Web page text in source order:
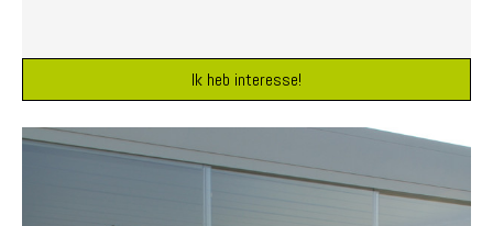
Ik heb interesse!